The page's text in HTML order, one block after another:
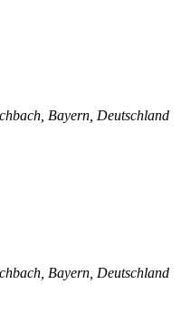
Bayern, Deutschland
Bayern, Deutschland